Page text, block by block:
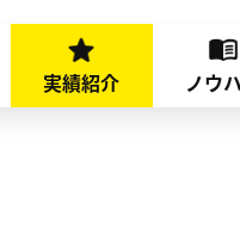
実績紹介 ノウ